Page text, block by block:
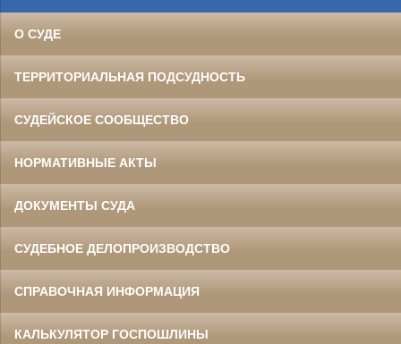
О СУДЕ
ТЕРРИТОРИАЛЬНАЯ ПОДСУДНОСТЬ
СУДЕЙСКОЕ СООБЩЕСТВО
НОРМАТИВНЫЕ АКТЫ
ДОКУМЕНТЫ СУДА
СУДЕБНОЕ ДЕЛОПРОИЗВОДСТВО
СПРАВОЧНАЯ ИНФОРМАЦИЯ
КАЛЬКУЛЯТОР ГОСПОШЛИНЫ